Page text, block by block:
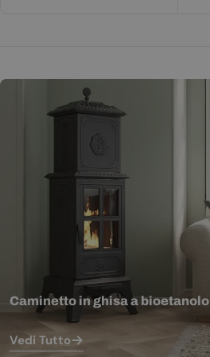
Caminetto in ghisa a bioetanolo
Vedi Tutto